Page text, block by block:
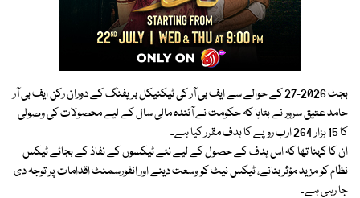
بجٹ 2026-27 کے حوالے سے ایف بی آر کی ٹیکنیکل بریفنگ کے دوران رکن ایف بی آر
حامد عتیق سرور نے بتایا کہ حکومت نے آئندہ مالی سال کے لیے محصولات کی وصولی
کا 15 ہزار 264 ارب روپے کا ہدف مقرر کیا ہے۔
ان کا کہنا تھا کہ اس ہدف کے حصول کے لیے نئے ٹیکسوں کے نفاذ کے بجائے ٹیکس
نظام کو مزید مؤثر بنانے، ٹیکس نیٹ کو وسعت دینے اور انفورسمنٹ اقدامات پر توجہ دی
جا رہی ہے۔